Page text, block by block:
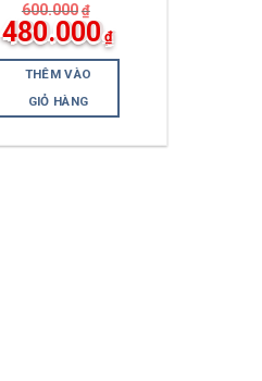
600.000 ₫
Giá
gốc
là:
600.000₫.
480.000 ₫hiện
tại
THÊM VÀO
GIỎ HÀNG